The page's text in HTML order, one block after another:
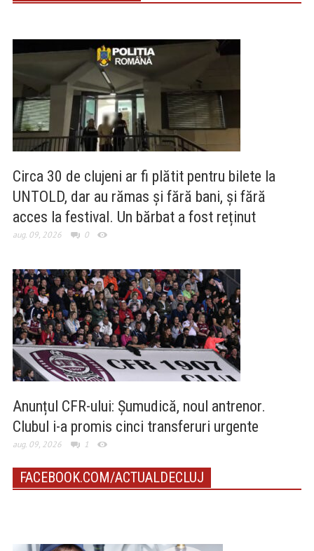
Circa 30 de clujeni ar fi plătit pentru bilete la
UNTOLD, dar au rămas și fără bani, și fără
acces la festival. Un bărbat a fost reținut
aug. 09, 2026 0
Anunțul CFR-ului: Șumudică, noul antrenor.
Clubul i-a promis cinci transferuri urgente
aug. 09, 2026 1
FACEBOOK.COM/ACTUALDECLUJ